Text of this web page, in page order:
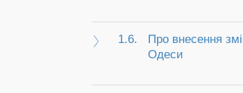
1.6.
Про внесення
Одеси